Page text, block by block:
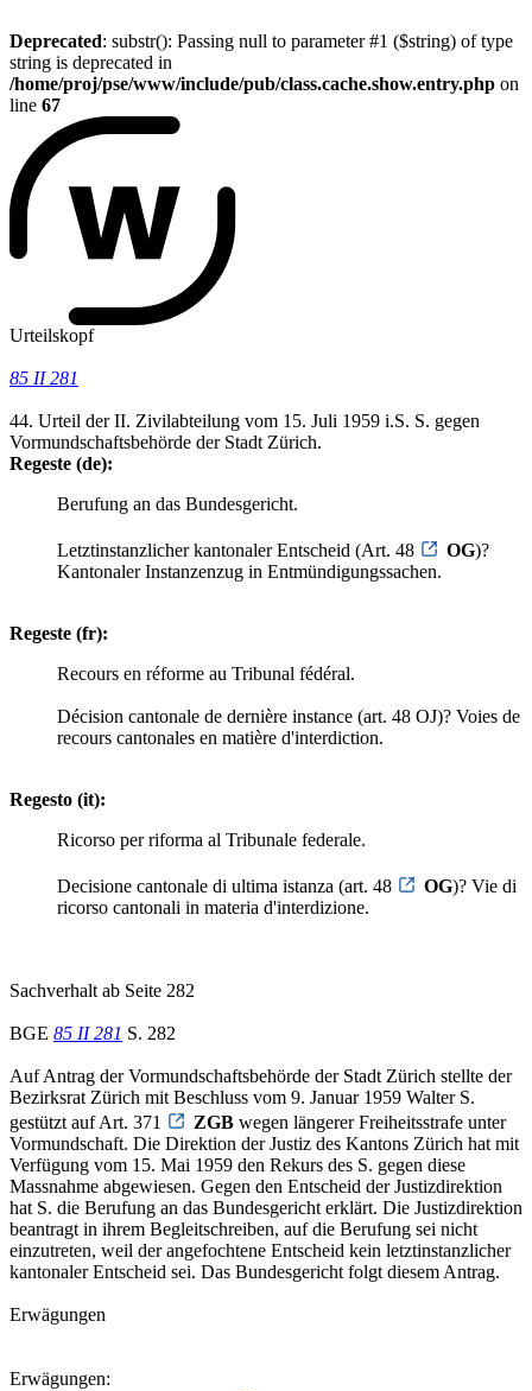
Deprecated: substr(): Passing null to parameter #1 ($string) of type
string is deprecated in
/home/proj/pse/www/include/pub/class.cache.show.entry.php on
line 67
Urteilskopf
85 II 281
44. Urteil der II. Zivilabteilung vom 15. Juli 1959 i.S. S. gegen
Vormundschaftsbehörde der Stadt Zürich.
Regeste (de):
Berufung an das Bundesgericht.
Letztinstanzlicher kantonaler Entscheid (Art. 48 OG)?
Kantonaler Instanzenzug in Entmündigungssachen.
Regeste (fr):
Recours en réforme au Tribunal fédéral.
Décision cantonale de dernière instance (art. 48 OJ)? Voies de
recours cantonales en matière d'interdiction.
Regesto (it):
Ricorso per riforma al Tribunale federale.
Decisione cantonale di ultima istanza (art. 48 OG)? Vie di
ricorso cantonali in materia d'interdizione.
Sachverhalt ab Seite 282
BGE 85 II 281 S. 282
Auf Antrag der Vormundschaftsbehörde der Stadt Zürich stellte der
Bezirksrat Zürich mit Beschluss vom 9. Januar 1959 Walter S.
gestützt auf Art. 371
ZGB wegen längerer Freiheitsstrafe unter
Vormundschaft. Die Direktion der Justiz des Kantons Zürich hat mit
Verfügung vom 15. Mai 1959 den Rekurs des S. gegen diese
Massnahme abgewiesen. Gegen den Entscheid der Justizdirektion
hat S. die Berufung an das Bundesgericht erklärt. Die Justizdirektion
beantragt in ihrem Begleitschreiben, auf die Berufung sei nicht
einzutreten, weil der angefochtene Entscheid kein letztinstanzlicher
kantonaler Entscheid sei. Das Bundesgericht folgt diesem Antrag.
Erwägungen
Erwägungen: